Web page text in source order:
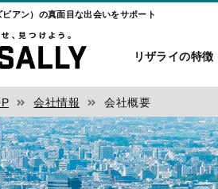
アン）の真面目な出会いをサポート
リザライの特徴
会社情報 会社概要